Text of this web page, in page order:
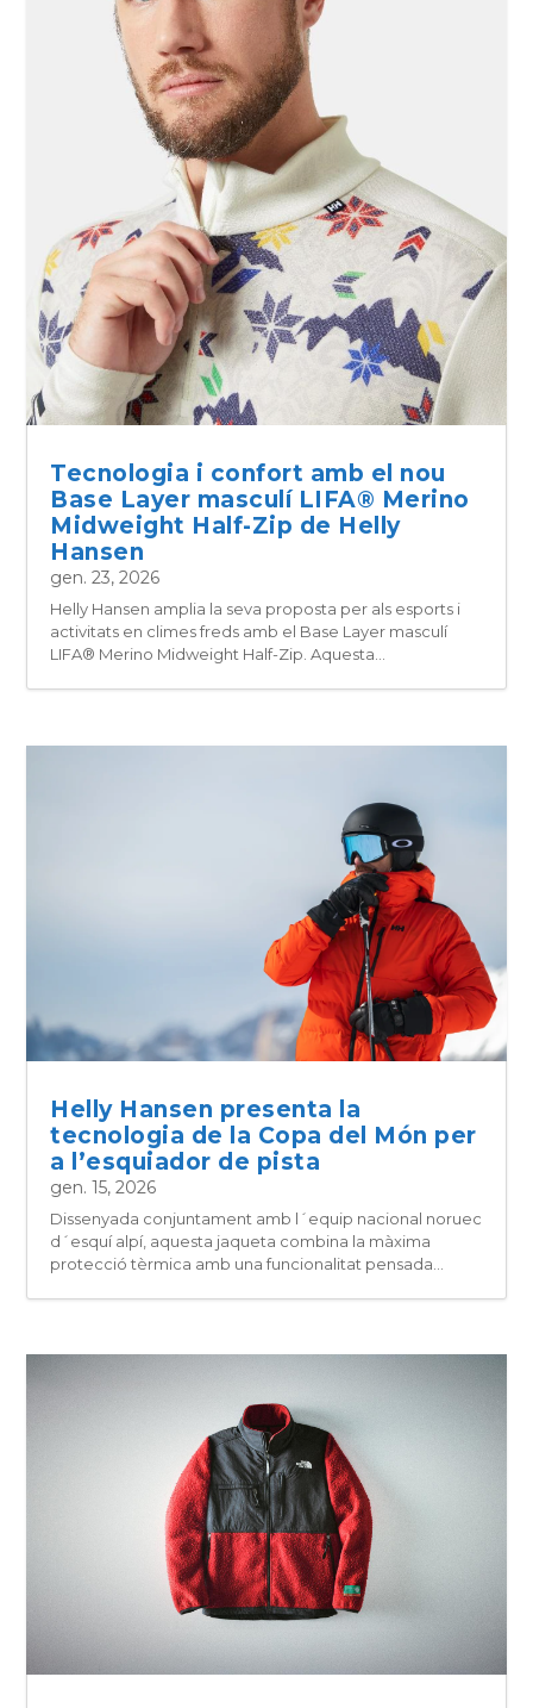
Tecnologia i confort amb el nou
Base Layer masculí LIFA® Merino
Midweight Half-Zip de Helly
Hansen
gen. 23, 2026
Helly Hansen amplia la seva proposta per als esports i
activitats en climes freds amb el Base Layer masculí
LIFA® Merino Midweight Half-Zip. Aquesta...
Helly Hansen presenta la
tecnologia de la Copa del Món per
a l’esquiador de pista
gen. 15, 2026
Dissenyada conjuntament amb l´equip nacional noruec
d´esquí alpí, aquesta jaqueta combina la màxima
protecció tèrmica amb una funcionalitat pensada...